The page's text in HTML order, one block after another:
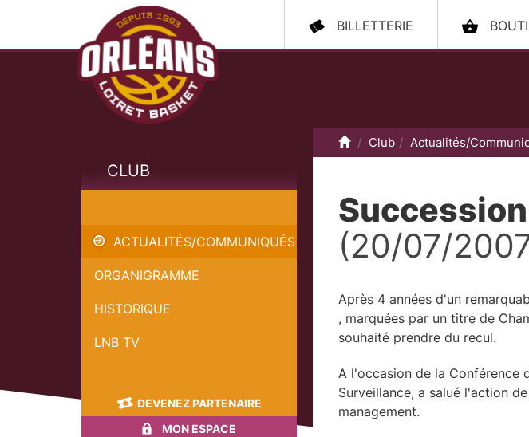
BILLETTERIE
CLUB
ACTUALITÉS/COMMUNIQUÉS
ORGANIGRAMME
HISTORIQUE
LNB TV
DEVENEZ PARTENAIRE
MON ESPACE
Accueil
Club Actualités/
(20/07/
Après 4 années d'un
, marquées par un titre de
souhaité prendre du recul.
A l'occasion de la Conférence
Surveillance, a salué l'action
management.